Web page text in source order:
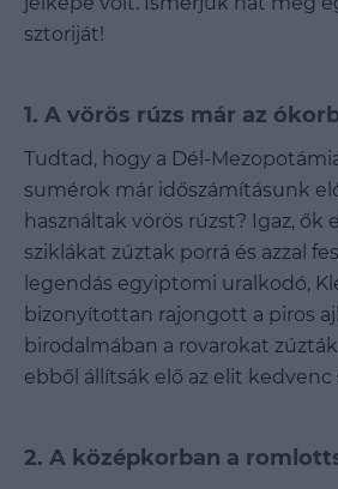
sztoriját!
1. A vörös rúzs már az
Tudtad, hogy a Dél-
sumérok már időszámításunk
használtak vörös rúzst? Igaz, ők
sziklákat zúztak porrá és azzal
legendás egyiptomi uralkodó,
bizonyítottan rajongott a piros
birodalmában a rovarokat
ebből állítsák elő az elit
2. A középkorban a